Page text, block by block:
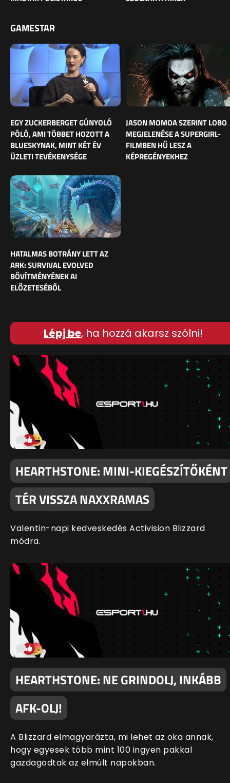
GAMESTAR
EGY ZUCKERBERGET GÚNYOLÓ
PÓLÓ, AMI TÖBBET HOZOTT A
BLUESKYNAK, MINT KÉT ÉV
ÜZLETI TEVÉKENYSÉGE
JASON MOMOA SZERINT LOBO
MEGJELENÉSE A SUPERGIRL-
FILMBEN HŰ LESZ A
KÉPREGÉNYEKHEZ
HATALMAS BOTRÁNY LETT AZ
ARK: SURVIVAL EVOLVED
BŐVÍTMÉNYÉNEK AI
ELŐZETESÉBŐL
Lépj be, ha hozzá akarsz szólni!
HEARTHSTONE: MINI-KIEGÉSZÍTŐKÉNT
TÉR VISSZA NAXXRAMAS
Valentin-napi kedveskedés Activision Blizzard
módra.
HEARTHSTONE: NE GRINDOLJ, INKÁBB
AFK-OLJ!
A Blizzard elmagyarázta, mi lehet az oka annak,
hogy egyesek több mint 100 ingyen pakkal
gazdagodtak az elmúlt napokban.